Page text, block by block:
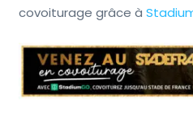
covoiturage grâce à